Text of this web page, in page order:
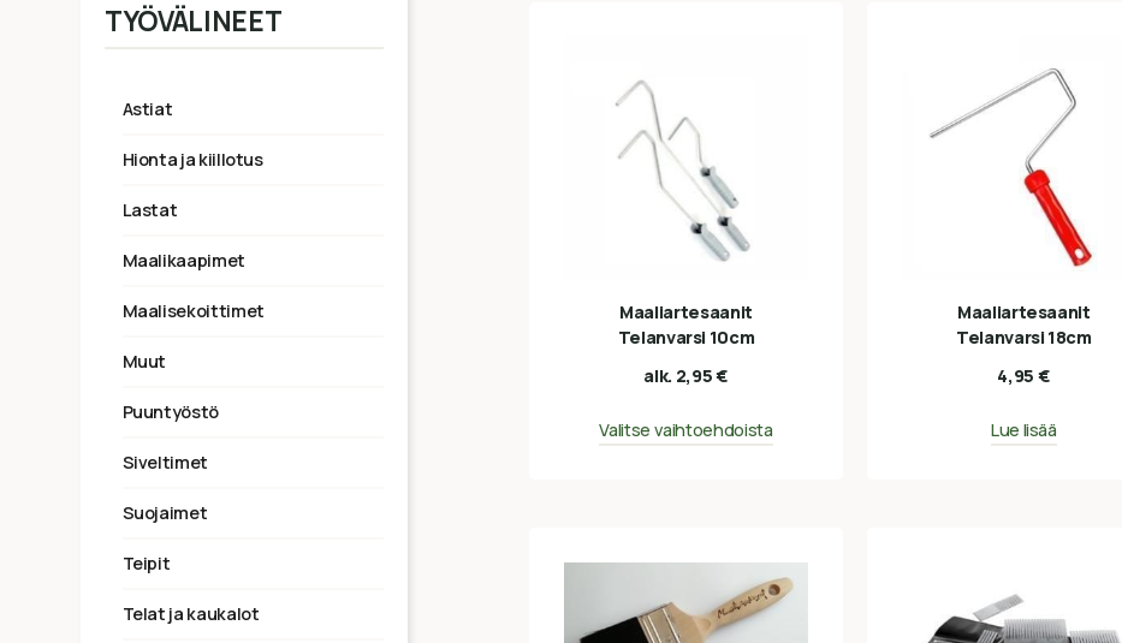
TYÖVÄLINEET
astiat
hionta ja kiillotus
lastat
maalikaapimet
maalisekoittimet
muut
puuntyöstö
siveltimet
suojaimet
teipit
telat ja kaukalot
Maaliartesaanit
Telanvarsi 10cm
alk. 2,95€
Valitse vaihtoehdoista
Maaliartesaanit
Telanvarsi 18cm
4,95 €
Lue lisää